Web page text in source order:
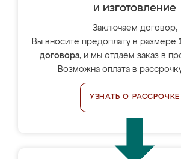
и изготовление
Заключаем договор,
Вы вносите предоплату в размере
договора, и мы отдаём заказ в
Возможна оплата в
УЗНАТЬ О РАССРОЧКЕ